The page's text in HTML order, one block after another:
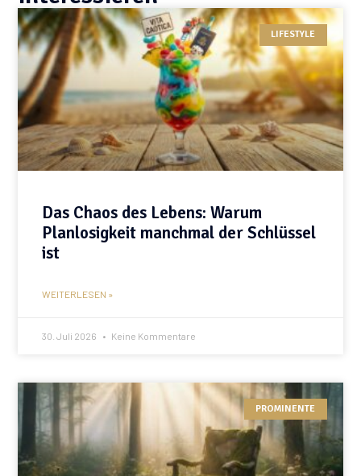
LIFESTYLE
Das Chaos des Lebens: Warum
Planlosigkeit manchmal der Schlüssel
ist
WEITERLESEN »
30. Juli 2026 Keine Kommentare
PROMINENTE